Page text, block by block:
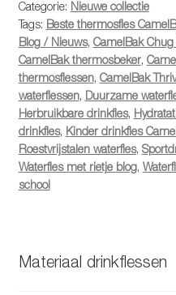
Categorie: Nieuwe collectie
Tags: Beste thermosfles
Blog / Nieuws, CamelBak Chug
CamelBak thermosbeker,
thermosflessen, CamelBak
waterflessen, Duurzame
Herbruikbare drinkfles,
drinkfles, Kinder drinkfles
Roestvrijstalen waterfles,
Waterfles met rietje blog,
school
Materiaal drinkflessen